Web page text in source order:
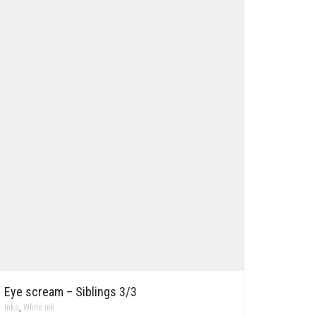
Eye scream – Siblings 3/3
Inks, White ink